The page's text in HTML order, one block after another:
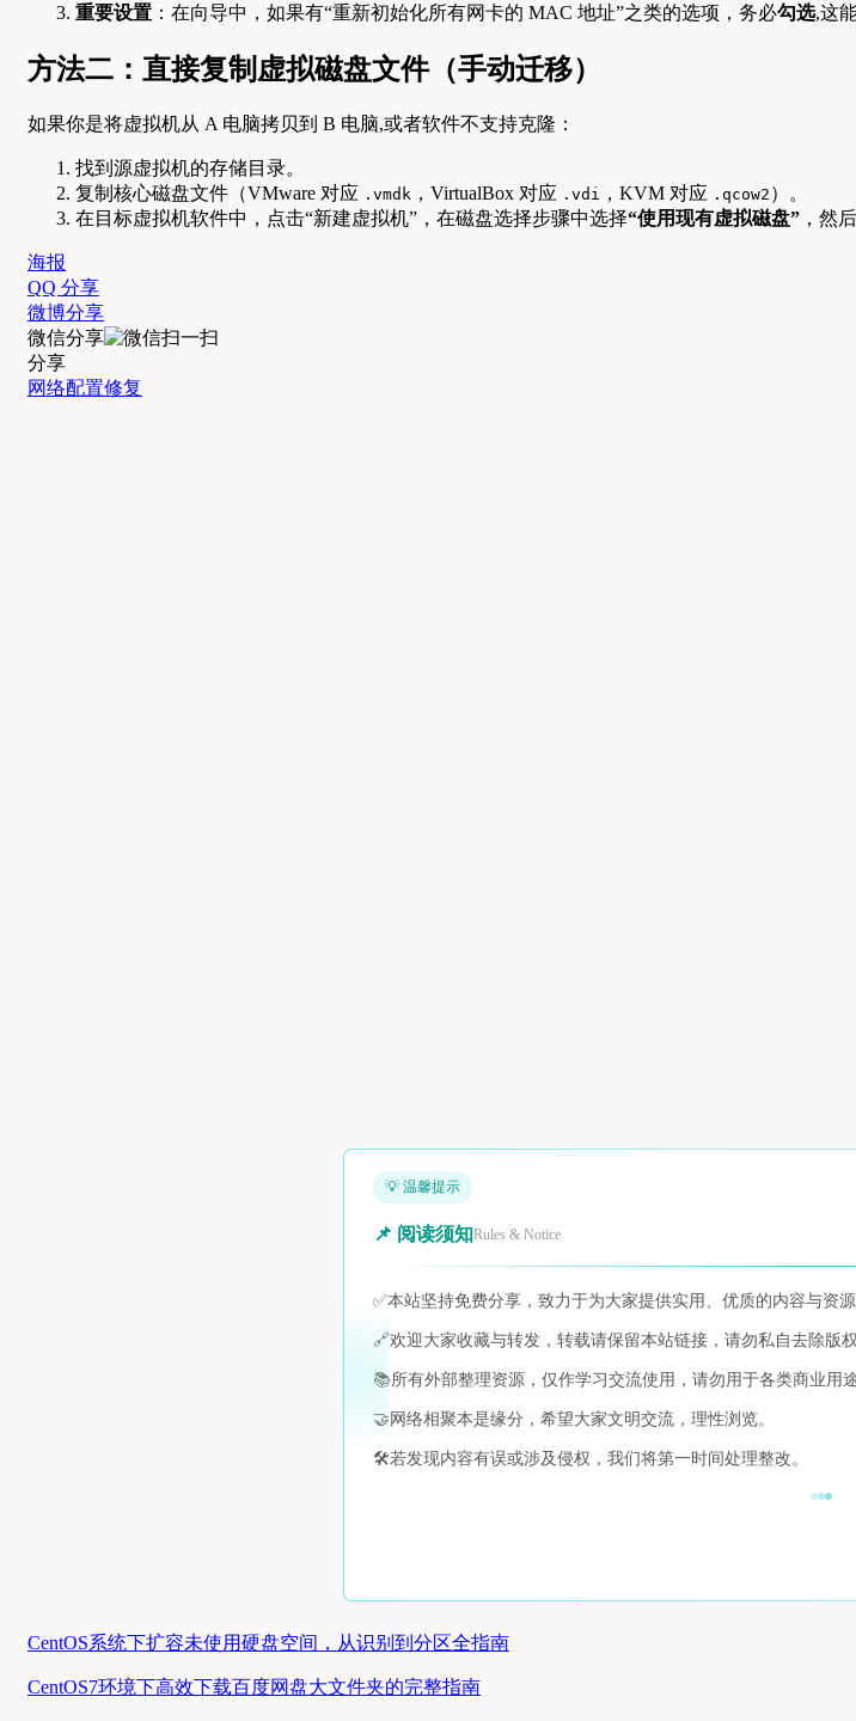
重要设置 ：在向导中，如果有“重新初始化所有网卡的 MAC 地址”之类的选项，务必勾选,这
方法二：直接复制虚拟磁盘文件（手动迁移）
如果你是将虚拟机从 A 电脑拷贝到 B 电脑,或者软件不支持克隆：
找到源虚拟机的存储目录。
复制核心磁盘文件（VMware 对应 .vmdk ，VirtualBox 对应 .vdi ，KVM 对应 .qcow2 ）。
在目标虚拟机软件中，点击“新建虚拟机”，在磁盘选择步骤中选择“使用现有虚拟磁盘” ，然后
海报
QQ 分享
微博分享
微信分享
分享
网络配置修复
💡 温馨提示
📌 阅读须知Rules & Notice
✅本站坚持免费分享，致力于为大家提供实用、优质的内容与资源
🔗欢迎大家收藏与转发，转载请保留本站链接，请勿私自去除版权
📚所有外部整理资源，仅作学习交流使用，请勿用于各类商业用途
🤝 网络相聚本是缘分，希望大家文明交流，理性浏览。
🛠️若发现内容有误或涉及侵权，我们将第一时间处理整改。
CentOS系统下扩容未使用硬盘空间，从识别到分区全指南
CentOS7环境下高效下载百度网盘大文件夹的完整指南